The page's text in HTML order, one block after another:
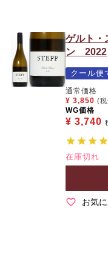
ゲルト
ン 2022
クール便
通常価格
¥ 3,850 (税
WG価格
¥ 3,740
在庫切れ
お気